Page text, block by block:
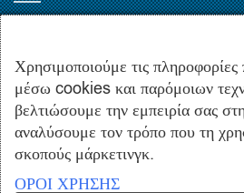
+30.210-5143367,+30.210-
+30.210-5133976
info@hydropac.gr
Δευτ. εως Παρ.: 08:00 - 16:00
Χρησιμοποιούμε τις
μέσω cookies και παρόμοιων
βελτιώσουμε την εμπειρία σας
αναλύσουμε τον τρόπο που τη
σκοπούς μάρκετινγκ.
ΟΡΟΙ ΧΡΗΣΗΣ